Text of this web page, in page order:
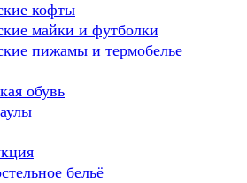
кофты
майки и футболки
пижамы и термобелье
обувь
бельё